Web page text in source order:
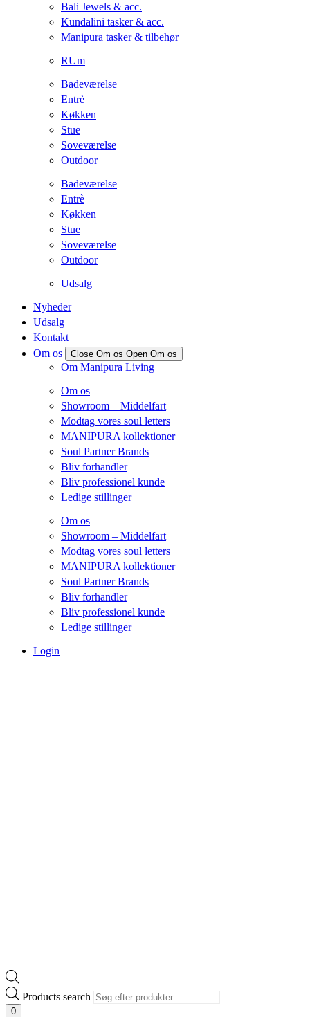
Bali Jewels & acc.
Kundalini tasker & acc.
Manipura tasker & tilbehør
RUm
Badeværelse
Entrè
Køkken
Stue
Soveværelse
Outdoor
Badeværelse
Entrè
Køkken
Stue
Soveværelse
Outdoor
Udsalg
Nyheder
Udsalg
Kontakt
Om os
Close Om os Open Om os
Om Manipura Living
Om os
Showroom – Middelfart
Modtag vores soul letters
MANIPURA kollektioner
Soul Partner Brands
Bliv forhandler
Bliv professionel kunde
Ledige stillinger
Om os
Showroom – Middelfart
Modtag vores soul letters
MANIPURA kollektioner
Soul Partner Brands
Bliv forhandler
Bliv professionel kunde
Ledige stillinger
Login
Products search
0